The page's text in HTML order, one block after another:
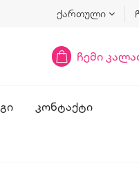
ქართული
ჩემი
ᲙᲝᲜᲢᲐᲥᲢᲘ